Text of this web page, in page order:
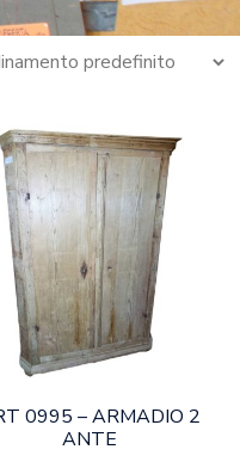
0995 – ARMADIO 2
ANTE